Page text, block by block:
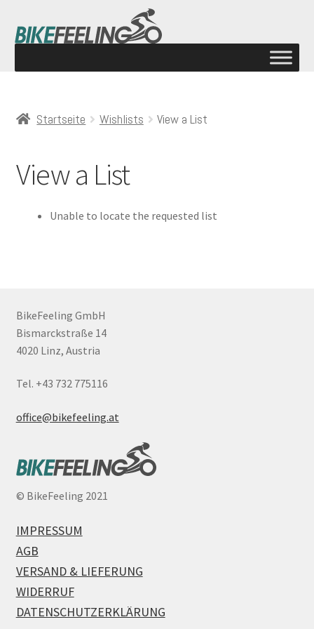
Startseite Wishlists View a List
View a List
Unable to locate the requested list
BikeFeeling GmbH
Bismarckstraße 14
4020 Linz, Austria
Tel. +43 732 775116
office@bikefeeling.at
© BikeFeeling 2021
IMPRESSUM
AGB
VERSAND & LIEFERUNG
WIDERRUF
DATENSCHUTZERKLÄRUNG